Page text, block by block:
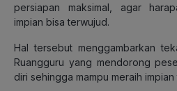
persiapan maksimal, agar
impian bisa terwujud.
Hal tersebut menggambarkan
Ruangguru yang mendorong
diri sehingga mampu meraih